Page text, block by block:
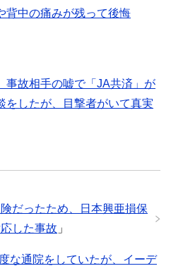
背中の痛みが残って後悔
事故相手の嘘で「JA共済」が
をしたが、目撃者がいて真実
だったため、日本興亜損保
した事故 」
な通院をしていたが、イーデ